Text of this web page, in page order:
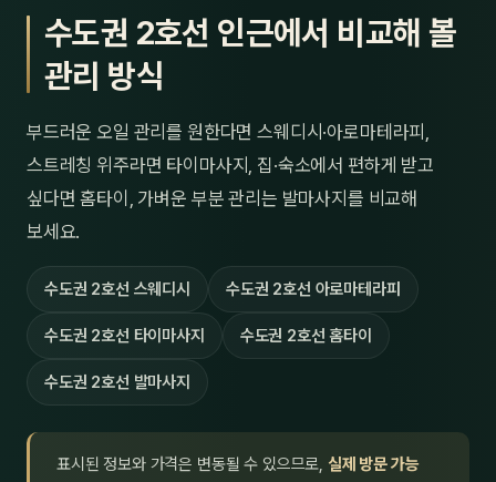
수도권 2호선 인근에서 비교해 볼
관리 방식
부드러운 오일 관리를 원한다면 스웨디시·아로마테라피,
스트레칭 위주라면 타이마사지, 집·숙소에서 편하게 받고
싶다면 홈타이, 가벼운 부분 관리는 발마사지를 비교해
보세요.
수도권 2호선 스웨디시 수도권 2호선 아로마테라피
수도권 2호선 타이마사지 수도권 2호선 홈타이
수도권 2호선 발마사지
표시된 정보와 가격은 변동될 수 있으므로, 실제 방문 가능